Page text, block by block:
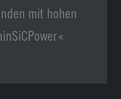
mit hohen